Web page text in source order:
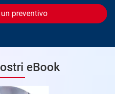
preventivo
eBook